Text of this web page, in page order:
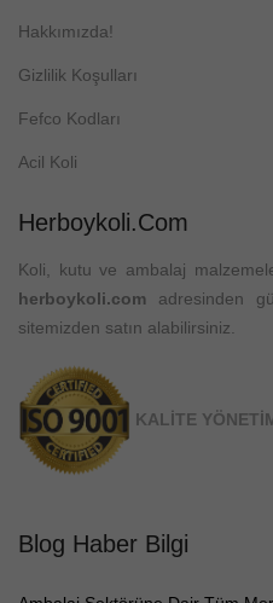
Hakkımızda!
Gizlilik Koşulları
Fefco Kodları
Acil Koli
Herboykoli.com
Koli, kutu ve ambalaj
herboykoli.com adresinden
sitemizden satın alabilirsiniz.
KALİTE
Blog Haber Bilgi